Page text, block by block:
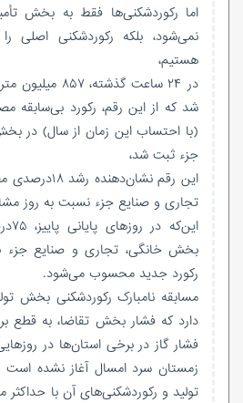
اما رکوردشکنی‌ها فقط به بخش
نمی‌شود، بلکه رکوردشکنی
هستیم،
در ۲۴ ساعت
(با احتساب این زمان از سال) در
جزء ثبت شد،
این رقم
تجاری و صنایع جزء نسبت به روز
بخش خانگی، تجاری و صنایع
رکورد جدید محسوب می‌شود.
مسابقه نامبارک رکوردشکنی بخش
دارد که فشار بخش تقاضا، به قطع
فشار گاز در برخی استان‌ها در
زمستان سرد امسال آغاز نشده است
تولید و رکوردشکنی‌های آن با